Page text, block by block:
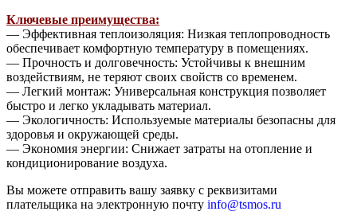
Ключевые преимущества:
— Эффективная теплоизоляция: Низкая теплопроводность
обеспечивает комфортную температуру в помещениях.
— Прочность и долговечность: Устойчивы к внешним
воздействиям, не теряют своих свойств со временем.
— Легкий монтаж: Универсальная конструкция позволяет
быстро и легко укладывать материал.
— Экологичность: Используемые материалы безопасны для
здоровья и окружающей среды.
— Экономия энергии: Снижает затраты на отопление и
кондиционирование воздуха.
Вы можете отправить вашу заявку с реквизитами
плательщика на электронную почту info@tsmos.ru